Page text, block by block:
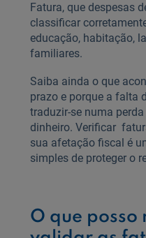
Fatura, que despesas
classificar
educação, habitação,
familiares.
Saiba ainda o que
prazo e porque a falta
traduzir‑se numa
dinheiro. Verificar
sua afetação fiscal é
simples de proteger o
O que posso